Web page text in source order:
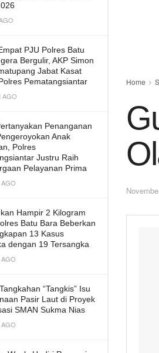
PJU Polres Batu
Bergulir, AKP Simon
Jabat Kasat
Pematangsiantar
AGO
Penanganan
Anak
Polres
Justru Raih
Pelayanan Prima
Hampir 2 Kilogram
Batu Bara Beberkan
13 Kasus
dengan 19 Tersangka
“Tangkis” Isu
Pasir Laut di Proyek
SMAN Sukma Nias
Home